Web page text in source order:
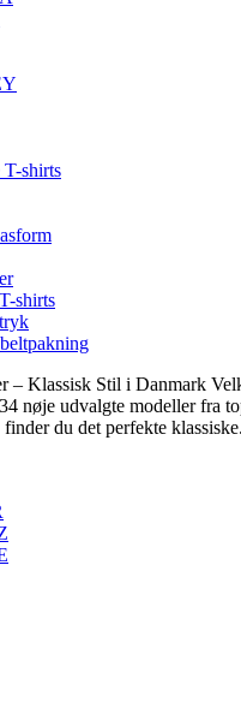
shirts
shirts
– Klassisk Stil i Danmark
nøje udvalgte modeller fra
du det perfekte